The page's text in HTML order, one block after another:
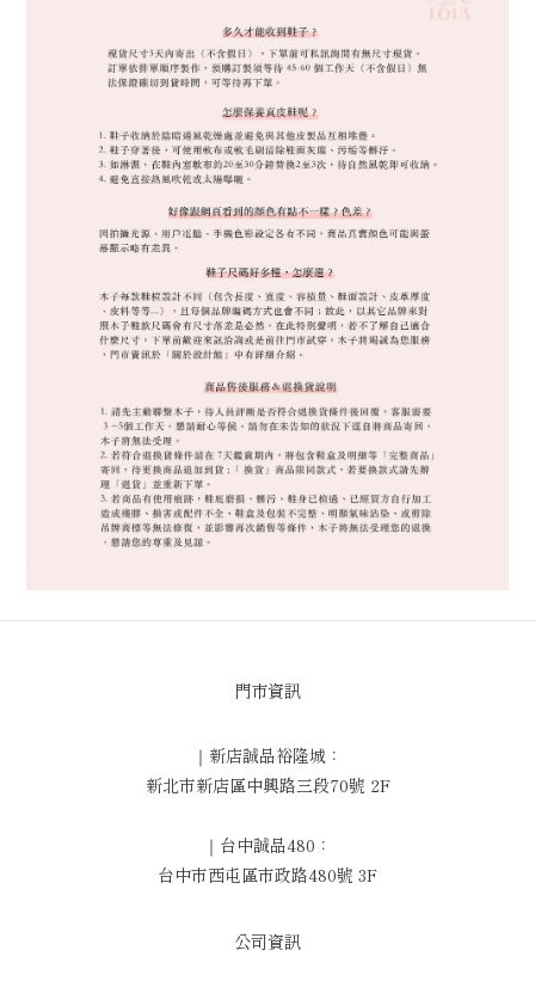
門市資訊
｜新店誠品裕隆城：
新北市新店區中興路三段70號 2F
｜台中誠品480：
台中市西屯區市政路480號 3F
公司資訊